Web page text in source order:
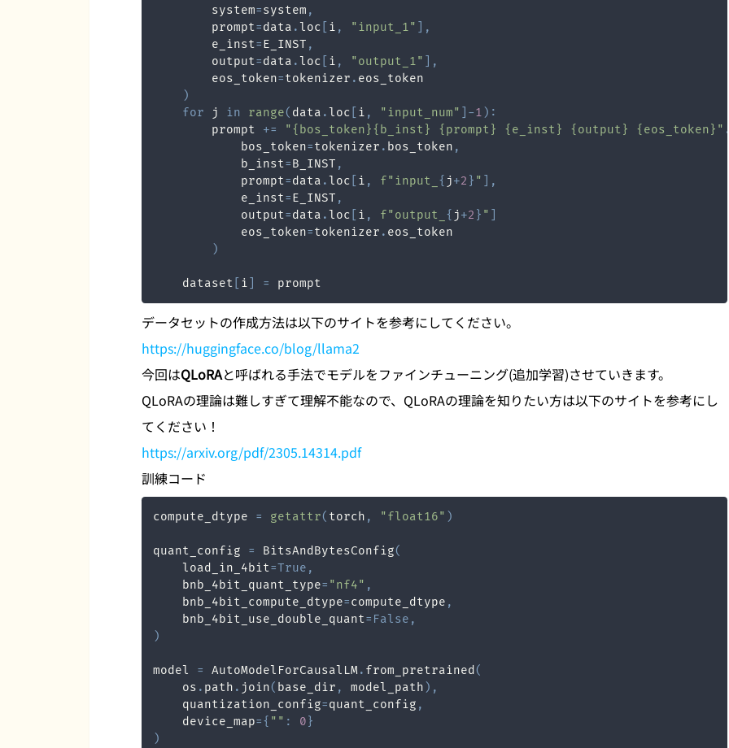
        system
=system ,
        prompt
=data .loc i , "input_1"
,
        e_inst
=E_INST ,
        output
=data .loc i , "output_1"
,
        eos_token
=tokenizer .
)
for j in range( data .loc i , "input_num" -1 ) :
        prompt
+= "{bos_token}{b_inst} {prompt} {e_inst} {output} {eos_token}" .
            bos_token
=tokenizer . bos_token ,
            b_inst
=B_INST ,
            prompt
=data .loc i , f"input_ { j+2 } "
,
            e_inst
=E_INST ,
            output
=data .loc i , f"output_ { j+2 } "
            eos_token
=tokenizer .
)
    dataset
i = prompt
データセットの作成方法は以下のサイトを参考にしてください。
https://huggingface.co/blog/llama2
今回はQLoRAと呼ばれる手法でモデルをファインチューニング(追加学習)させていきます。
QLoRAの理論は難しすぎて理解不能なので、QLoRAの理論を知りたい方は以下のサイトを参考にし
てください！
https://arxiv.org/pdf/2305.14314.pdf
訓練コード
compute_dtype = getattr( torch , "float16" )
quant_config = BitsAndBytesConfig(
    load_in_4bit
=True ,
    bnb_4bit_quant_type
= "nf4" ,
    bnb_4bit_compute_dtype
=compute_dtype ,
    bnb_4bit_use_double_quant
= False ,
)
model = AutoModelForCausalLM. from_pretrained (
    os
. path . join( base_dir , model_path ) ,
    quantization_config
=quant_config ,
    device_map
={ "" : 0 }
)